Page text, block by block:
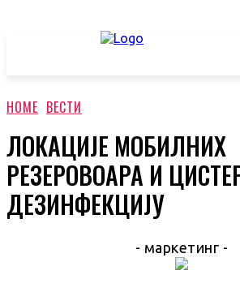
HOME ВЕСТИ
ЛОКАЦИЈЕ МОБИЛНИХ
РЕЗЕРОВОАРА И
ДЕЗИНФЕКЦИЈУ
- маркетинг -